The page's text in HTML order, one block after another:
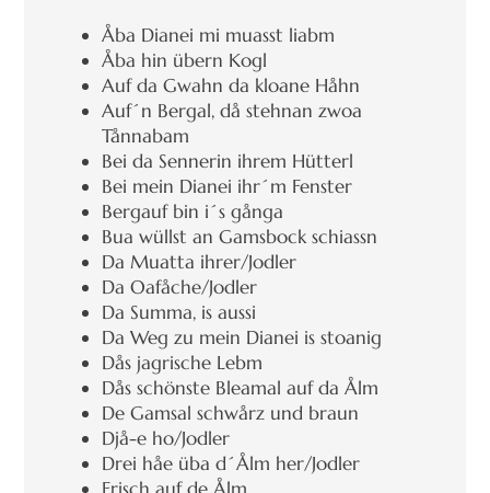
Åba Dianei mi muasst liabm
Åba hin übern Kogl
Auf da Gwahn da kloane Håhn
Auf´n Bergal, då stehnan zwoa
Tånnabam
Bei da Sennerin ihrem Hütterl
Bei mein Dianei ihr´m Fenster
Bergauf bin i´s gånga
Bua wüllst an Gamsbock schiassn
Da Muatta ihrer/Jodler
Da Oafåche/Jodler
Da Summa, is aussi
Da Weg zu mein Dianei is stoanig
Dås jagrische Lebm
Dås schönste Bleamal auf da Ålm
De Gamsal schwårz und braun
Djå-e ho/Jodler
Drei håe üba d´Ålm her/Jodler